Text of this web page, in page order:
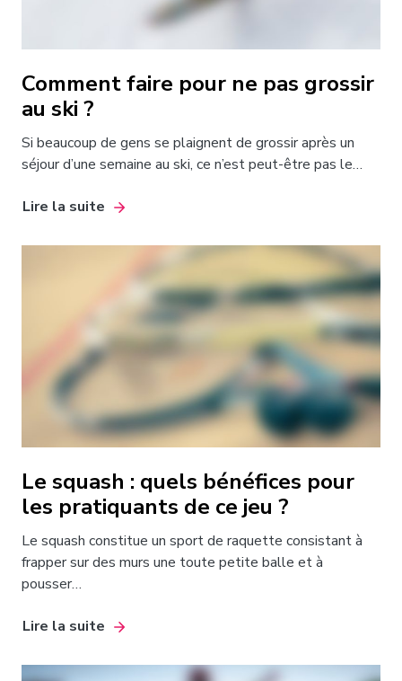
Comment faire pour ne pas grossir
au ski ?
Si beaucoup de gens se plaignent de grossir après un
séjour d’une semaine au ski, ce n’est peut-être pas le…
Lire la suite
Le squash : quels bénéfices pour
les pratiquants de ce jeu ?
Le squash constitue un sport de raquette consistant à
frapper sur des murs une toute petite balle et à
pousser…
Lire la suite